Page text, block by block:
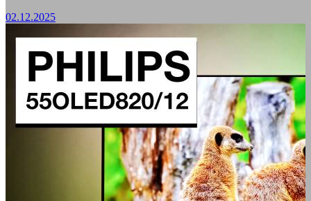
02.12.2025